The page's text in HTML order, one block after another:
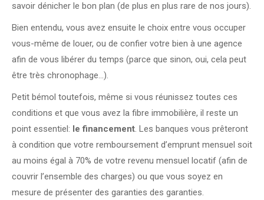
savoir dénicher le bon plan (de plus en plus rare de nos jours).
Bien entendu, vous avez ensuite le choix entre vous occuper
vous-même de louer, ou de confier votre bien à une agence
afin de vous libérer du temps (parce que sinon, oui, cela peut
être très chronophage…).
Petit bémol toutefois, même si vous réunissez toutes ces
conditions et que vous avez la fibre immobilière, il reste un
point essentiel: le financement. Les banques vous prêteront
à condition que votre remboursement d’emprunt mensuel soit
au moins égal à 70% de votre revenu mensuel locatif (afin de
couvrir l’ensemble des charges) ou que vous soyez en
mesure de présenter des garanties des garanties.